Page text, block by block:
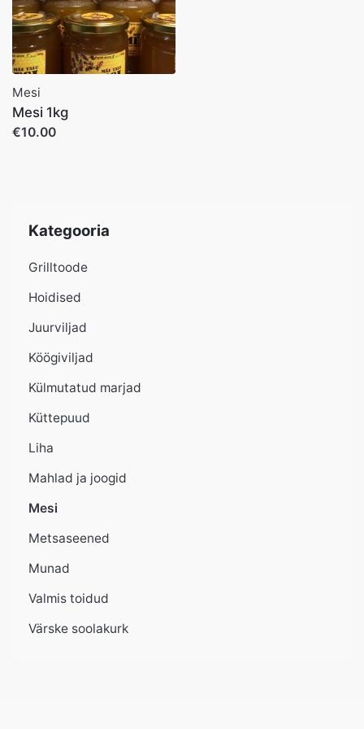
Kategooria
Grilltoode
Hoidised
Juurviljad
Köögiviljad
Külmutatud marjad
Küttepuud
Liha
Mahlad ja joogid
Mesi
Metsaseened
Munad
Valmis toidud
Värske soolakurk
Mesi
Mesi 1kg
€10.00